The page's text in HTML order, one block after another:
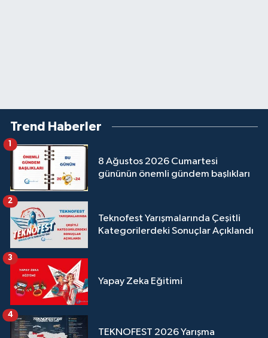
Trend Haberler
8 Ağustos 2026 Cumartesi
gününün önemli gündem başlıkları
1
Teknofest Yarışmalarında Çeşitli
Kategorilerdeki Sonuçlar Açıklandı
2
Yapay Zeka Eğitimi
3
TEKNOFEST 2026 Yarışma
4